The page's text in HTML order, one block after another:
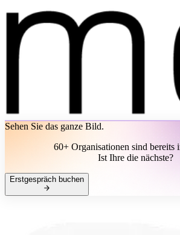
Sehen Sie das ganze Bild.
60+ Organisationen sind bereits
Ist Ihre die nächste?
Erstgespräch buchen